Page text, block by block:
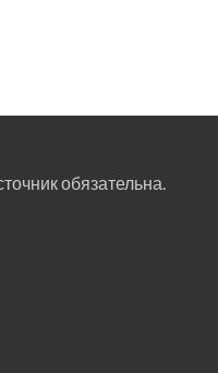
обязательна.